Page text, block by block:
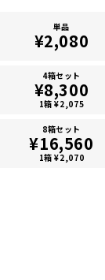
単品
¥2,080
4箱セット
¥8,300
1箱 ¥2,075
8箱セット
¥16,560
1箱 ¥2,070